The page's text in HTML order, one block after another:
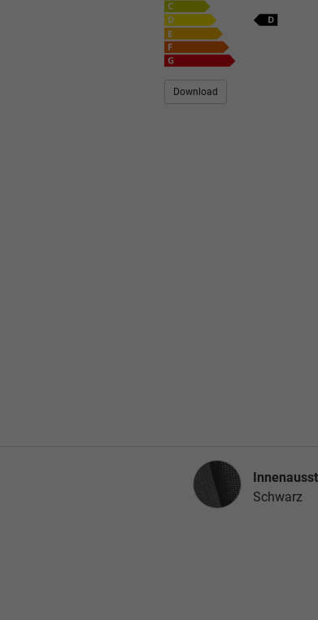
Download
Innenausstattung
Schwarz